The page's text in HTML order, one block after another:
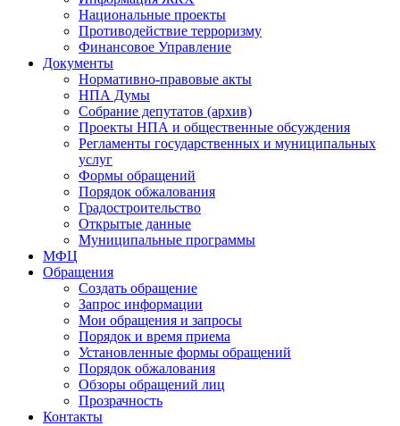
Национальные проекты
Противодействие терроризму
Финансовое Управление
Документы
Нормативно-правовые акты
НПА Думы
Собрание депутатов (архив)
Проекты НПА и общественные обсуждения
Регламенты государственных и муниципальных
услуг
Формы обращений
Порядок обжалования
Градостроительство
Открытые данные
Муниципальные программы
МФЦ
Обращения
Создать обращение
Запрос информации
Мои обращения и запросы
Порядок и время приема
Установленные формы обращений
Порядок обжалования
Обзоры обращений лиц
Прозрачность
Контакты